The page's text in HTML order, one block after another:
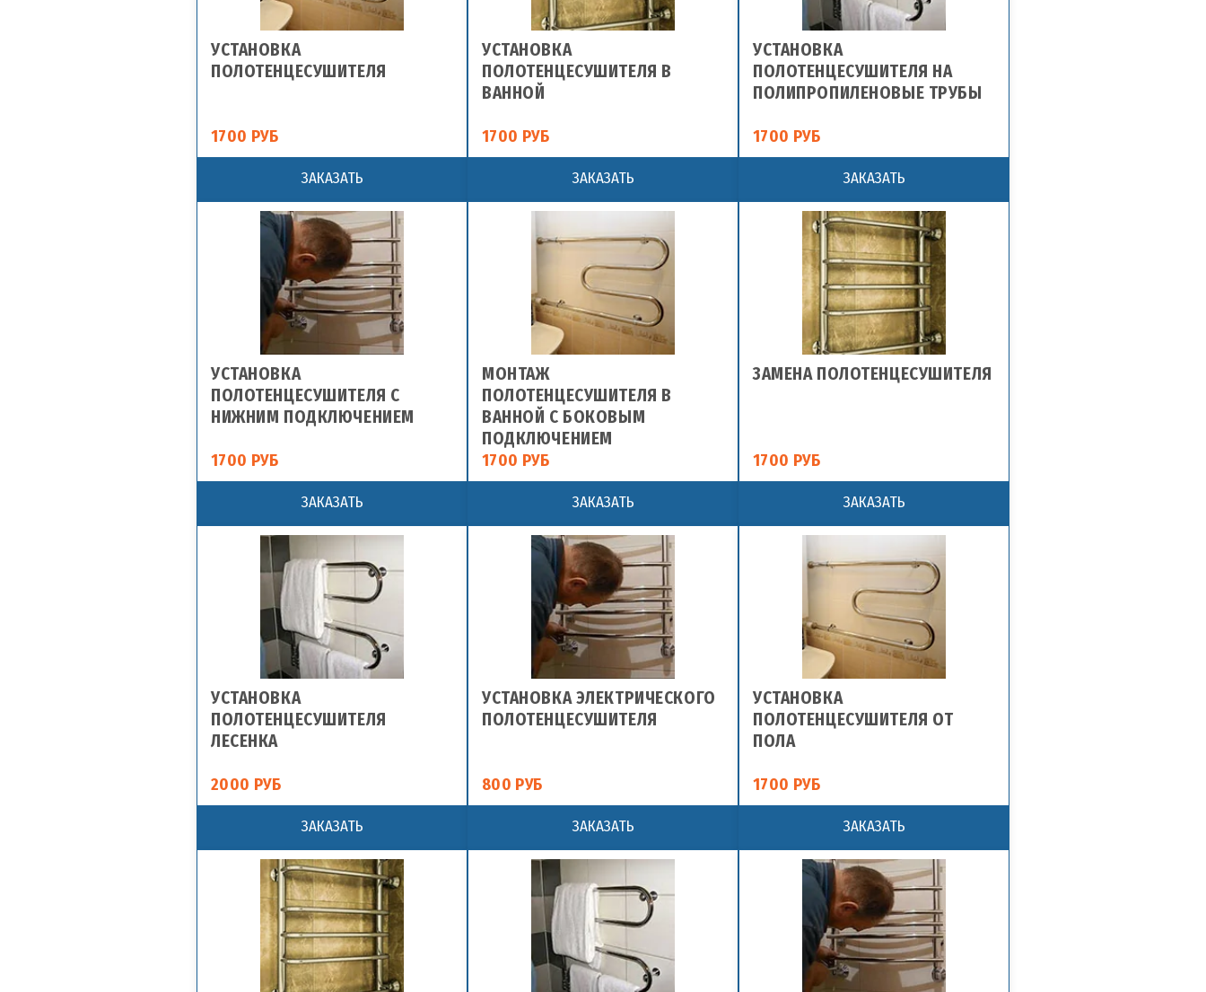
УСТАНОВКА
ПОЛОТЕНЦЕСУШИТЕЛЯ
1700 РУБ
ЗАКАЗАТЬ
УСТАНОВКА
ПОЛОТЕНЦЕСУШИТЕЛЯ В
ВАННОЙ
1700 РУБ
ЗАКАЗАТЬ
УСТАНОВКА
ПОЛОТЕНЦЕСУШИТЕЛЯ НА
ПОЛИПРОПИЛЕНОВЫЕ ТРУБЫ
1700 РУБ
ЗАКАЗАТЬ
УСТАНОВКА
ПОЛОТЕНЦЕСУШИТЕЛЯ С
НИЖНИМ ПОДКЛЮЧЕНИЕМ
1700 РУБ
ЗАКАЗАТЬ
МОНТАЖ
ПОЛОТЕНЦЕСУШИТЕЛЯ В
ВАННОЙ С БОКОВЫМ
ПОДКЛЮЧЕНИЕМ
1700 РУБ
ЗАКАЗАТЬ
ЗАМЕНА ПОЛОТЕНЦЕСУШИТЕЛЯ
1700 РУБ
ЗАКАЗАТЬ
УСТАНОВКА
ПОЛОТЕНЦЕСУШИТЕЛЯ
ЛЕСЕНКА
2000 РУБ
ЗАКАЗАТЬ
УСТАНОВКА ЭЛЕКТРИЧЕСКОГО
ПОЛОТЕНЦЕСУШИТЕЛЯ
800 РУБ
ЗАКАЗАТЬ
УСТАНОВКА
ПОЛОТЕНЦЕСУШИТЕЛЯ ОТ
ПОЛА
1700 РУБ
ЗАКАЗАТЬ